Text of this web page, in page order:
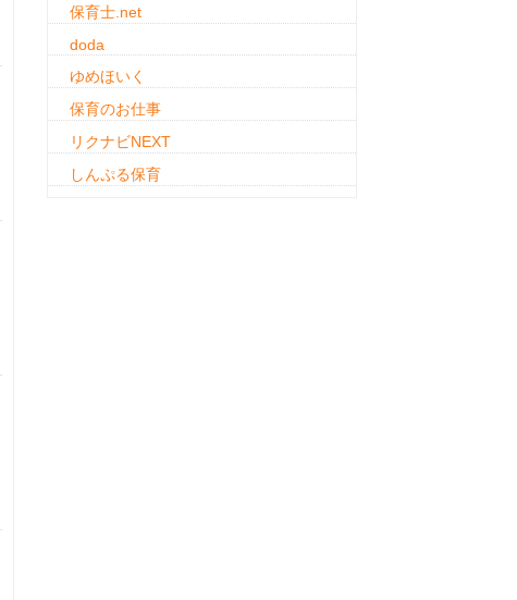
保育士.net
doda
ゆめほいく
保育のお仕事
リクナビNEXT
しんぷる保育